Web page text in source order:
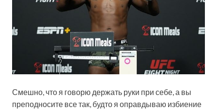
Смешно, что я говорю держать руки при себе, а вы
преподносите все так, будто я оправдываю избиение